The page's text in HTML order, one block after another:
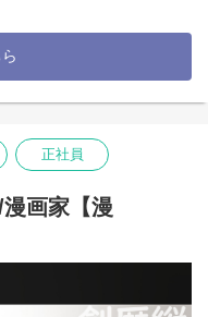
多数あります。
誰もが一度は目にしたこ
スがああます。
園系RPG、近未来SF系
びプロジェクトに配属
正社員
漫画家【漫